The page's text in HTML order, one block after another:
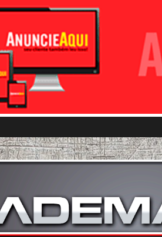
para o conteúdo principal